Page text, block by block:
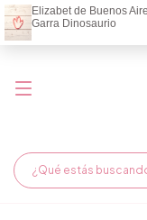
Demora de